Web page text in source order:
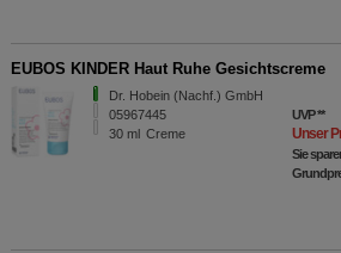
EUBOS KINDER Haut Ruhe Gesichtscreme
Dr. Hobein (Nachf.) GmbH
05967445
30 ml Creme
UVP**
Unser
Sie